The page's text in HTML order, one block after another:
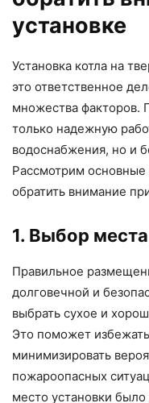
установке
Установка котла на
это ответственное
множества факторов.
только надежную
водоснабжения, но и
Рассмотрим
обратить внимание
1. Выбор
Правильное
долговечной и
выбрать сухое и
Это поможет
минимизировать
пожароопасных
место установки